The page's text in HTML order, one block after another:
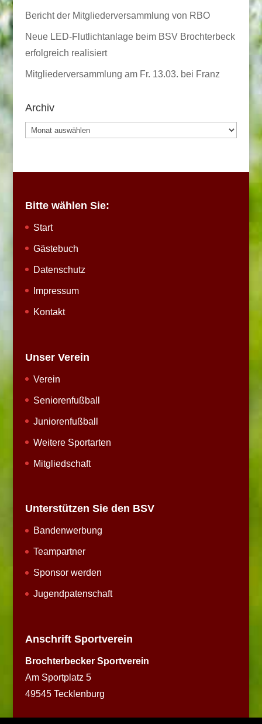
Bericht der Mitgliederversammlung von RBO
Neue LED-Flutlichtanlage beim BSV Brochterbeck
erfolgreich realisiert
Mitgliederversammlung am Fr. 13.03. bei Franz
Archiv
Archiv
Bitte wählen Sie:
Start
Gästebuch
Datenschutz
Impressum
Kontakt
Unser Verein
Verein
Seniorenfußball
Juniorenfußball
Weitere Sportarten
Mitgliedschaft
Unterstützen Sie den BSV
Bandenwerbung
Teampartner
Sponsor werden
Jugendpatenschaft
Anschrift Sportverein
Brochterbecker Sportverein
Am Sportplatz 5
49545 Tecklenburg